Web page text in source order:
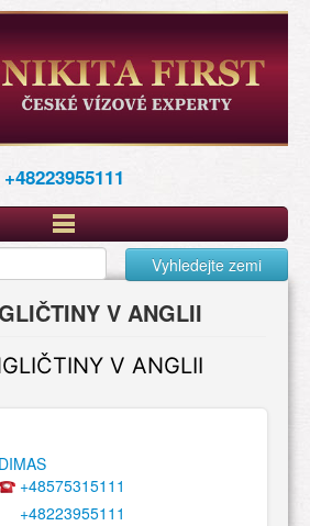
+48223955111
Vyhledejte zemi
V ANGLII
V ANGLII
DIMAS
+48575315111
+48223955111